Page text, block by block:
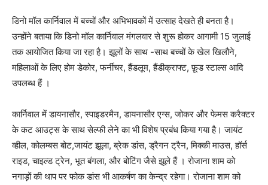
डिनो मॉल कार्निवाल में बच्चों और अभिभावकों में उत्साह देखते ही बनता है।
उन्होंने बताया कि डिनो मॉल कार्निवाल मंगलवार से शुरू होकर आगामी 15 जुलाई
तक आयोजित किया जा रहा है। झूलों के साथ -साथ बच्चों के खेल खिलौने,
महिलाओं के लिए होम डेकोर, फर्नीचर, हैंडलूम, हैंडीक्राफ्ट, फ़ूड स्टाल्स आदि
उपलब्ध हैं ।
कार्निवाल में डायनासौर, स्पाइडरमैन, डायनासौर एग्स, जोकर और फेमस करैक्टर
के कट आउट्स के साथ सेल्फी लेने का भी विशेष प्रबंध किया गया है। जायंट
व्हील, कोलम्बस बोट,जायंट झूला, ब्रेक डांस, ड्रैगन ट्रैन, मिक्की माउस, हॉर्स
राइड, चाइल्ड ट्रेन, भूत बंगला, और बोटिंग जैसे झूले हैं । रोजाना शाम को
नगाड़ों की थाप पर फोक डांस भी आकर्षण का केन्द्र रहेगा। रोजाना शाम को